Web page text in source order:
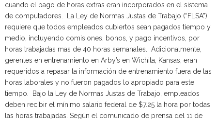
cuando el pago de horas extras eran incorporados en el sistema
de computadores. La Ley de Normas Justas de Trabajo (“FLSA”)
requiere que todos empleados cubiertos sean pagados tiempo y
medio, incluyendo comisiones, bonos, y pago incentivos, por
horas trabajadas mas de 40 horas semanales. Adicionalmente,
gerentes en entrenamiento en Arby’s en Wichita, Kansas, eran
requeridos a repasar la información de entrenamiento fuera de las
horas laborales y no fueron pagados lo apropiado para este
tiempo. Bajo la Ley de Normas Justas de Trabajo, empleados
deben recibir el mínimo salario federal de $7.25 la hora por todas
las horas trabajadas. Según el comunicado de prensa del 11 de